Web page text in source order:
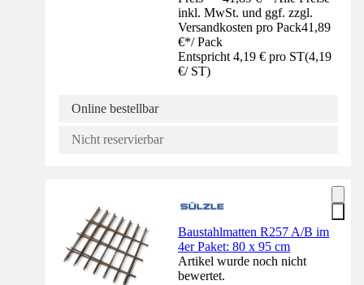
inkl. MwSt. und ggf. zzgl.
Versandkosten pro Pack41,89
€*/ Pack
Entspricht 4,19 € pro ST(4,19
€/ ST)
Online bestellbar
Nicht reservierbar
Baustahlmatten R257 A/B im
4er Paket: 80 x 95 cm
Artikel wurde noch nicht
bewertet.